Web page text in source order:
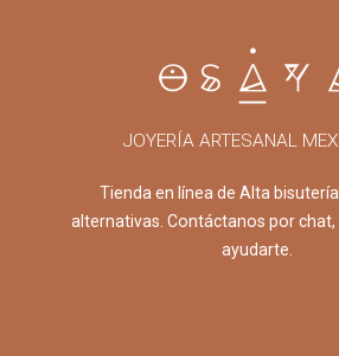
JOYERÍA ARTESANAL
Tienda en línea de Alta
alternativas. Contáctanos por
ayudarte.